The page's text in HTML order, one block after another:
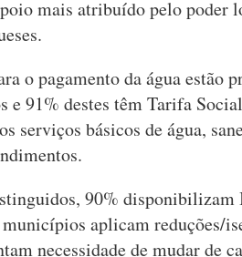
mais atribuído pelo poder
o pagamento da água estão
e 91% destes têm Tarifa
serviços básicos de água,
90%
aplicam reduções/
necessidade de mudar de